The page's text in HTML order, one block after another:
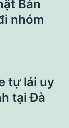
Bản
nhóm
tự lái uy
tại Đà